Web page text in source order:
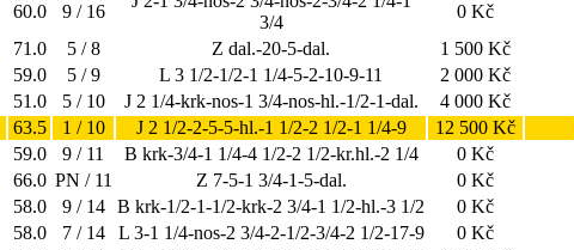
60.0 9 / 16
3/4
0 Kč
71.0 5 / 8 Z dal.-20-5-dal.
1 500 Kč
59.0 5 / 9 L 3 1/2-1/2-1 1/4-5-2-10-9-11
2 000 Kč
51.0 5 / 10 J 2 1/4-krk-nos-1 3/4-nos-hl.-1/2-1-dal.
4 000 Kč
63.5 1 / 10 J 2 1/2-2-5-5-hl.-1 1/2-2 1/2-1 1/4-9
12 500 Kč
59.0 9 / 11 B krk-3/4-1 1/4-4 1/2-2 1/2-kr.hl.-2 1/4
0 Kč
66.0 PN / 11 Z 7-5-1 3/4-1-5-dal.
0 Kč
58.0 9 / 14 B krk-1/2-1-1/2-krk-2 3/4-1 1/2-hl.-3 1/2
0 Kč
58.0 7 / 14 L 3-1 1/4-nos-2 3/4-2-1/2-3/4-2 1/2-17-9
0 Kč